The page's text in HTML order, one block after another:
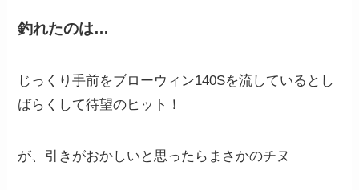
釣れたのは…
じっくり手前をブローウィン140Sを流しているとし
ばらくして待望のヒット！
が、引きがおかしいと思ったらまさかのチヌ